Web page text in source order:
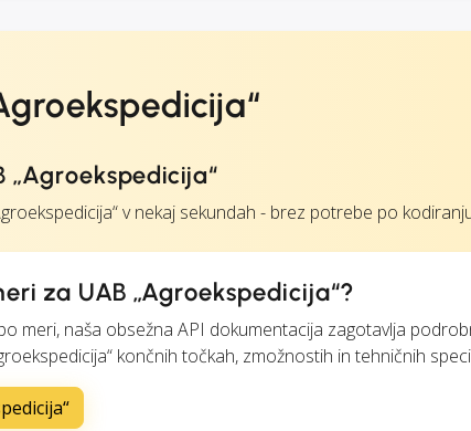
„Agroekspedicija“
v nekaj sekundah - brez potrebe po
za UAB „Agroekspedicija“?
meri, naša obsežna API dokumentacija zagotavlja
končnih točkah, zmožnostih in tehničnih